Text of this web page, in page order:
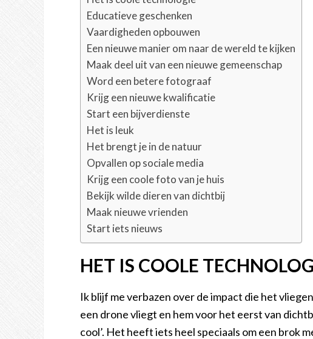
Educatieve geschenken
Vaardigheden opbouwen
Een nieuwe manier om naar de wereld te kijken
Maak deel uit van een nieuwe gemeenschap
Word een betere fotograaf
Krijg een nieuwe kwalificatie
Start een bijverdienste
Het is leuk
Het brengt je in de natuur
Opvallen op sociale media
Krijg een coole foto van je huis
Bekijk wilde dieren van dichtbij
Maak nieuwe vrienden
Start iets nieuws
HET IS COOLE
Ik blijf me verbazen over de impact die het
een drone vliegt en hem voor het eerst van
cool’. Het heeft iets heel speciaals om een brok